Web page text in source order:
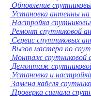
Обновление
Установка антенны на
Настройка
Ремонт спутниковой
Сервис спутниковых
Вызов мастера по
Монтаж спутниковой
Демонтаж
Установка и
Замена кабеля
Проверка сигнала